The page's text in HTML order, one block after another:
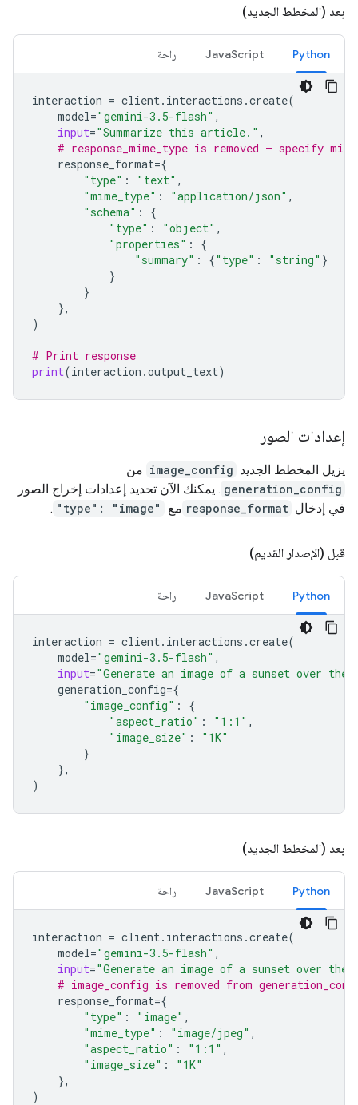
بعد (المخطط الجديد)
Python
JavaScript راحة
interaction = client. interactions .create(
model="gemini-3.5-flash" ,
input="Summarize this article." ,
# response_mime_type is removed — specify
response_format={
"type" : "text" ,
"mime_type" : "application/json" ,
"schema" :
{
"type" : "object" ,
"properties" :
{
"summary" : {"type" : "string" }
}
}
},
)
# Print response
print(interaction .output_text)
إعدادات الصور
يزيل المخطط الجديد image_config من
generation_config . يمكنك الآن تحديد إعدادات إخراج الصور
في إدخال response_format مع "type": "image"
.
قبل (الإصدار القديم)
Python
JavaScript راحة
interaction = client. interactions .create(
model="gemini-3.5-flash" ,
input="Generate an image of a sunset over the
generation_config={
"image_config" :
{
"aspect_ratio" : "1:1" ,
"image_size" :
"1K"
}
},
)
بعد (المخطط الجديد)
Python
JavaScript راحة
interaction = client. interactions .create(
model="gemini-3.5-flash" ,
input="Generate an image of a sunset over the
# image_config is removed from
response_format={
"type" : "image" ,
"mime_type" : "image/jpeg" ,
"aspect_ratio" : "1:1" ,
"image_size" :
"1K"
},
)